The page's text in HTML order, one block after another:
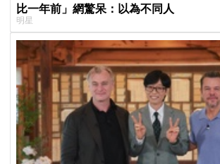
比一年前」網驚呆：以為不同人
明星